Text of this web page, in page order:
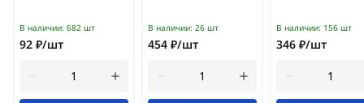
В наличии: 682 шт
92 ₽/шт
В наличии: 26 шт
454 ₽/шт
В наличии: 156 шт
346 ₽/шт